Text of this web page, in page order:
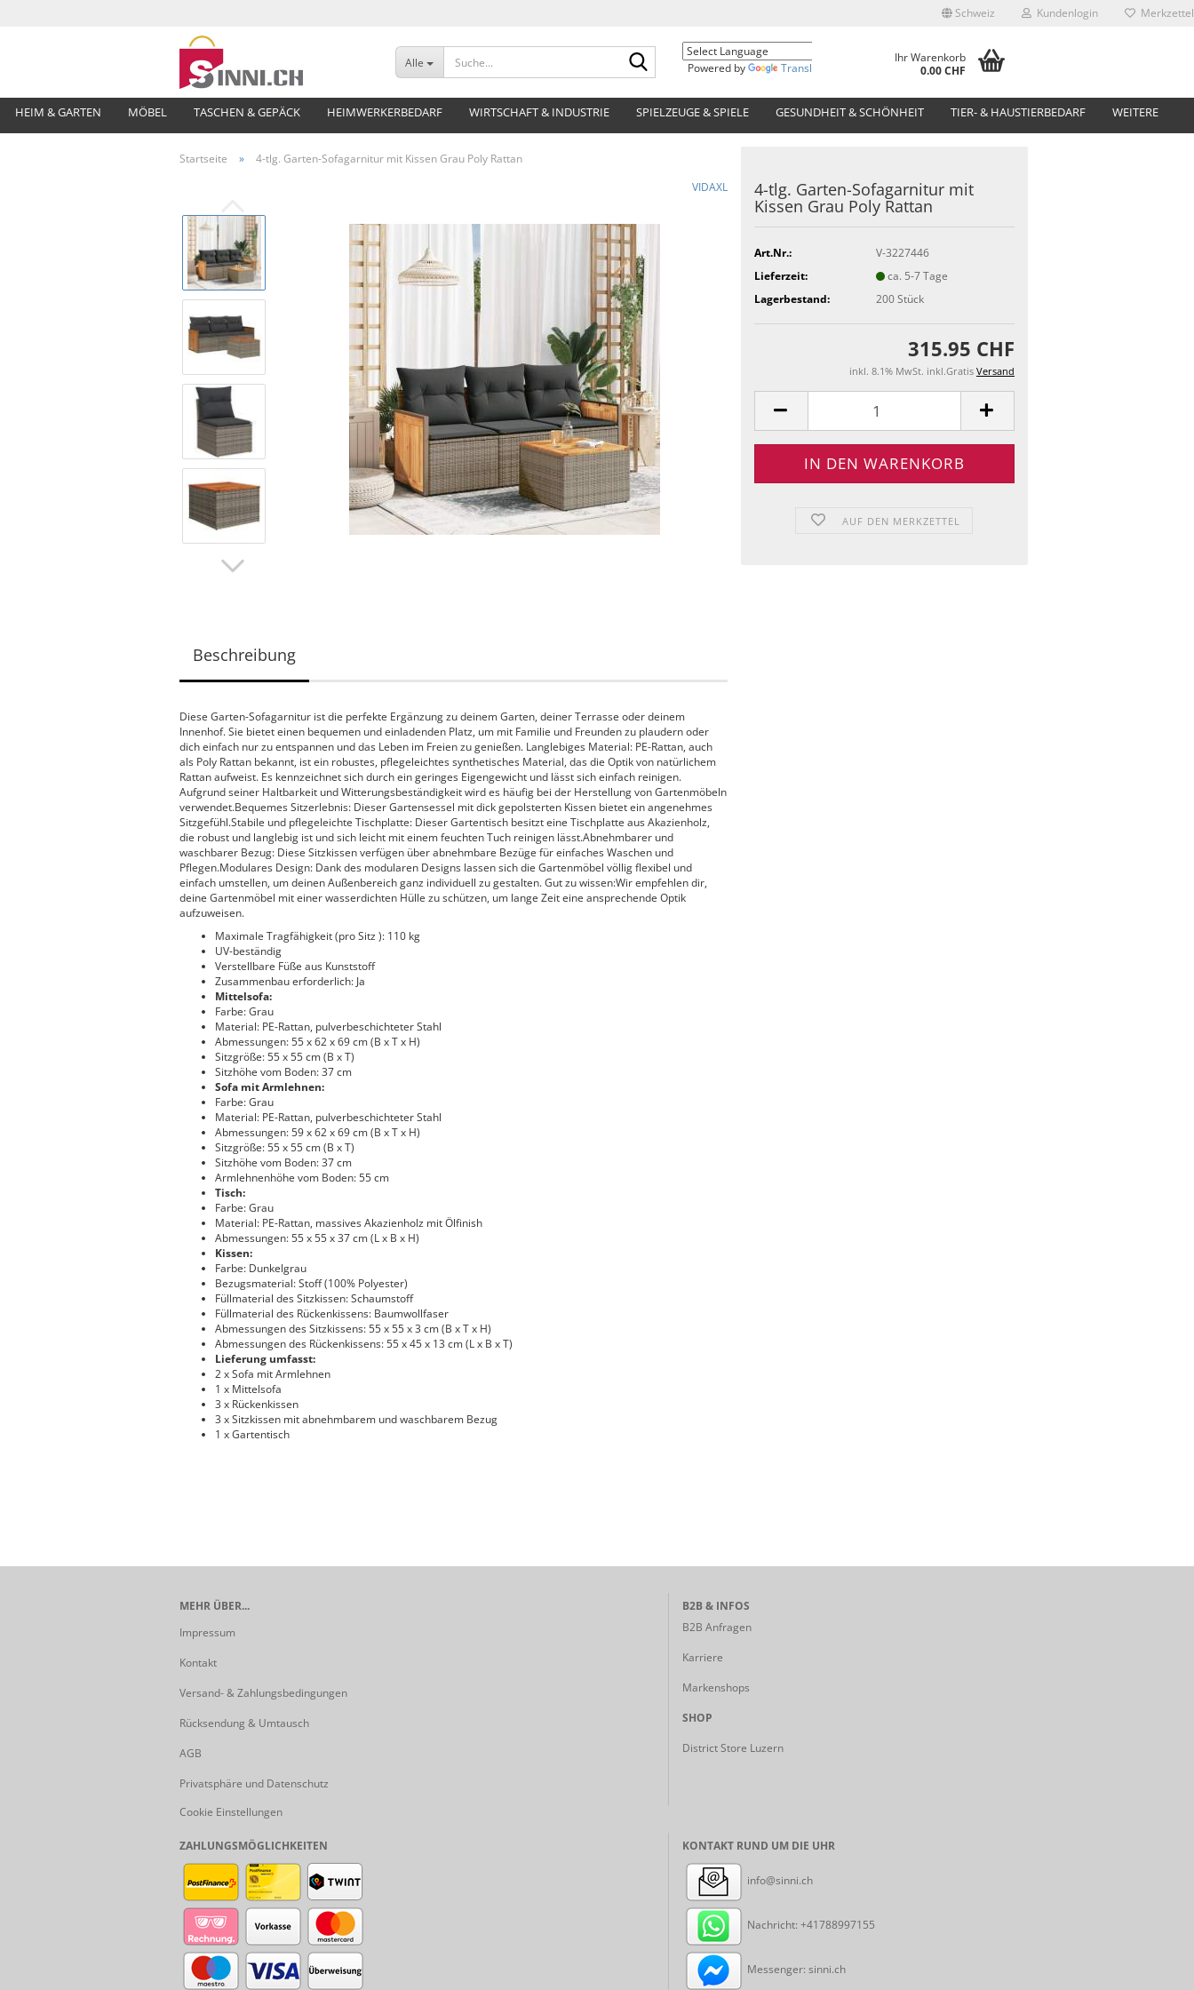
Schweiz Kundenlogin Merkzettel
Alle
Suche...
Powered by
Translate
Ihr Warenkorb
0.00 CHF
HEIM & GARTEN MÖBEL TASCHEN & GEPÄCK HEIMWERKERBEDARF WIRTSCHAFT & INDUSTRIE SPIELZEUGE & SPIELE GESUNDHEIT & SCHÖNHEIT TIER- & HAUSTIERBEDARF WEITERE
Startseite »
4-tlg. Garten-Sofagarnitur mit Kissen Grau Poly Rattan
VIDAXL
4-tlg. Garten-Sofagarnitur mit
Kissen Grau Poly Rattan
Art.Nr.:
V-3227446
Lieferzeit:
ca. 5-7 Tage
Lagerbestand:
200Stück
315.95 CHF
inkl. 8.1% MwSt. inkl.Gratis Versand
AUF DEN MERKZETTEL
Beschreibung
Diese Garten-Sofagarnitur ist die perfekte Ergänzung zu deinem Garten, deiner Terrasse oder deinem
Innenhof. Sie bietet einen bequemen und einladenden Platz, um mit Familie und Freunden zu plaudern oder
dich einfach nur zu entspannen und das Leben im Freien zu genießen. Langlebiges Material: PE-Rattan, auch
als Poly Rattan bekannt, ist ein robustes, pflegeleichtes synthetisches Material, das die Optik von natürlichem
Rattan aufweist. Es kennzeichnet sich durch ein geringes Eigengewicht und lässt sich einfach reinigen.
Aufgrund seiner Haltbarkeit und Witterungsbeständigkeit wird es häufig bei der Herstellung von Gartenmöbeln
verwendet.Bequemes Sitzerlebnis: Dieser Gartensessel mit dick gepolsterten Kissen bietet ein angenehmes
Sitzgefühl.Stabile und pflegeleichte Tischplatte: Dieser Gartentisch besitzt eine Tischplatte aus Akazienholz,
die robust und langlebig ist und sich leicht mit einem feuchten Tuch reinigen lässt.Abnehmbarer und
waschbarer Bezug: Diese Sitzkissen verfügen über abnehmbare Bezüge für einfaches Waschen und
Pflegen.Modulares Design: Dank des modularen Designs lassen sich die Gartenmöbel völlig flexibel und
einfach umstellen, um deinen Außenbereich ganz individuell zu gestalten. Gut zu wissen:Wir empfehlen dir,
deine Gartenmöbel mit einer wasserdichten Hülle zu schützen, um lange Zeit eine ansprechende Optik
aufzuweisen.
Maximale Tragfähigkeit (pro Sitz ): 110 kg
UV-beständig
Verstellbare Füße aus Kunststoff
Zusammenbau erforderlich: Ja
Mittelsofa:
Farbe: Grau
Material: PE-Rattan, pulverbeschichteter Stahl
Abmessungen: 55 x 62 x 69 cm (B x T x H)
Sitzgröße: 55 x 55 cm (B x T)
Sitzhöhe vom Boden: 37 cm
Sofa mit Armlehnen:
Farbe: Grau
Material: PE-Rattan, pulverbeschichteter Stahl
Abmessungen: 59 x 62 x 69 cm (B x T x H)
Sitzgröße: 55 x 55 cm (B x T)
Sitzhöhe vom Boden: 37 cm
Armlehnenhöhe vom Boden: 55 cm
Tisch:
Farbe: Grau
Material: PE-Rattan, massives Akazienholz mit Ölfinish
Abmessungen: 55 x 55 x 37 cm (L x B x H)
Kissen:
Farbe: Dunkelgrau
Bezugsmaterial: Stoff (100% Polyester)
Füllmaterial des Sitzkissen: Schaumstoff
Füllmaterial des Rückenkissens: Baumwollfaser
Abmessungen des Sitzkissens: 55 x 55 x 3 cm (B x T x H)
Abmessungen des Rückenkissens: 55 x 45 x 13 cm (L x B x T)
Lieferung umfasst:
2 x Sofa mit Armlehnen
1 x Mittelsofa
3 x Rückenkissen
3 x Sitzkissen mit abnehmbarem und waschbarem Bezug
1 x Gartentisch
MEHR ÜBER...
Impressum
Kontakt
Versand- & Zahlungsbedingungen
Rücksendung & Umtausch
AGB
Privatsphäre und Datenschutz
Cookie Einstellungen
B2B & INFOS
B2B Anfragen
Karriere
Markenshops
SHOP
District Store Luzern
ZAHLUNGSMÖGLICHKEITEN KONTAKT RUND UM DIE UHR
info@sinni.ch
Nachricht: +41788997155
Messenger: sinni.ch